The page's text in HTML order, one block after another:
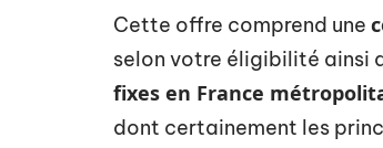
Cette offre comprend une
selon votre éligibilité ainsi
fixes en France
dont certainement les